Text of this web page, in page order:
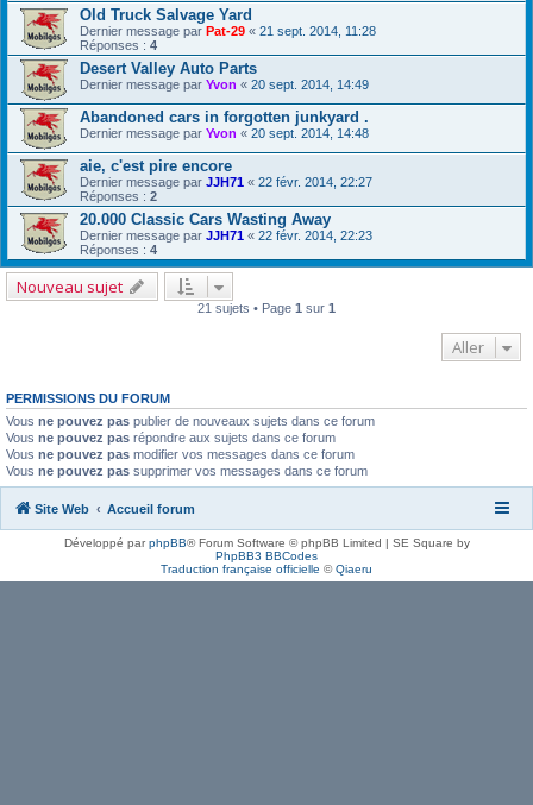
Old Truck Salvage Yard
Dernier message par Pat-29 « 21 sept. 2014, 11:28
Réponses : 4
Desert Valley Auto Parts
Dernier message par Yvon « 20 sept. 2014, 14:49
Abandoned cars in forgotten junkyard .
Dernier message par Yvon « 20 sept. 2014, 14:48
aie, c'est pire encore
Dernier message par JJH71 « 22 févr. 2014, 22:27
Réponses : 2
20.000 Classic Cars Wasting Away
Dernier message par JJH71 « 22 févr. 2014, 22:23
Réponses : 4
Nouveau sujet
21 sujets • Page 1 sur 1
Aller
PERMISSIONS DU FORUM
Vous ne pouvez pas publier de nouveaux sujets dans ce forum
Vous ne pouvez pas répondre aux sujets dans ce forum
Vous ne pouvez pas modifier vos messages dans ce forum
Vous ne pouvez pas supprimer vos messages dans ce forum
Site Web Accueil forum
Développé parphpBB® Forum Software © phpBB Limited | SE Square by
PhpBB3 BBCodes
Traduction française officielle ©Qiaeru